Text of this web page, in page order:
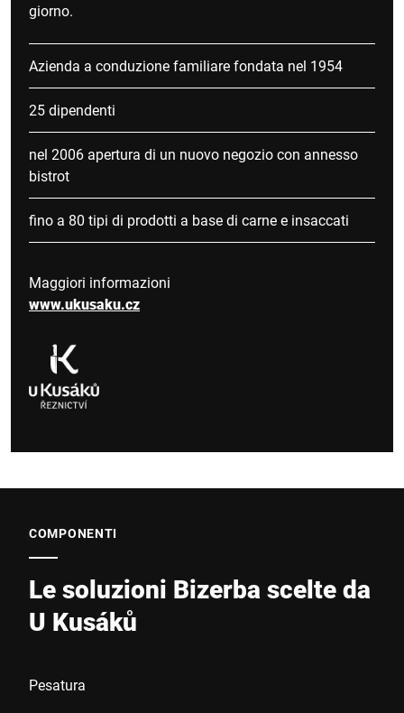
giorno.
Azienda a conduzione familiare fondata nel 1954
25 dipendenti
nel 2006 apertura di un nuovo negozio con annesso
bistrot
fino a 80 tipi di prodotti a base di carne e insaccati
Maggiori informazioni
www.ukusaku.cz
COMPONENTI
Le soluzioni Bizerba scelte da
U Kusáků
Pesatura